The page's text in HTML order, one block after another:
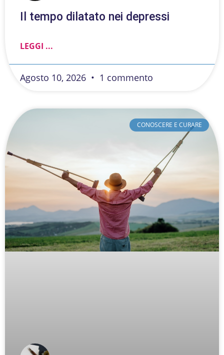
Il tempo dilatato nei depressi
LEGGI ...
Agosto 10, 2026 1 commento
CONOSCERE E CURARE